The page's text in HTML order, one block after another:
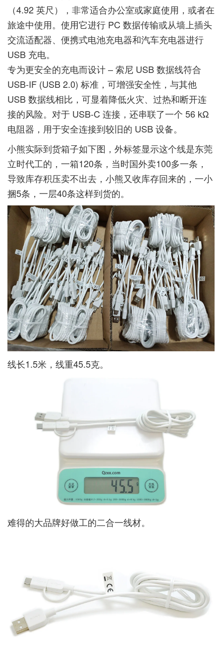
（4.92 英尺），非常适合办公室或家庭使用，或者在
旅途中使用。使用它进行 PC 数据传输或从墙上插头
交流适配器、便携式电池充电器和汽车充电器进行
USB 充电。
专为更安全的充电而设计 – 索尼 USB 数据线符合
USB-IF (USB 2.0) 标准，可增强安全性，与其他
USB 数据线相比，可显着降低火灾、过热和断开连
接的风险。对于 USB-C 连接，还串联了一个 56 kΩ
电阻器，用于安全连接到较旧的 USB 设备。
小熊实际到货箱子如下图，外标签显示这个线是东莞
立时代工的，一箱120条，当时国外卖100多一条，
导致库存积压卖不出去，小熊又收库存回来的，一小
捆5条，一层40条这样到货的。
线长1.5米，线重45.5克。
难得的大品牌好做工的二合一线材。